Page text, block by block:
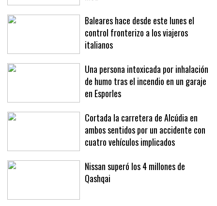
Baleares hace desde este lunes el
control fronterizo a los viajeros
italianos
Una persona intoxicada por inhalación
de humo tras el incendio en un garaje
en Esporles
Cortada la carretera de Alcúdia en
ambos sentidos por un accidente con
cuatro vehículos implicados
Nissan superó los 4 millones de
Qashqai